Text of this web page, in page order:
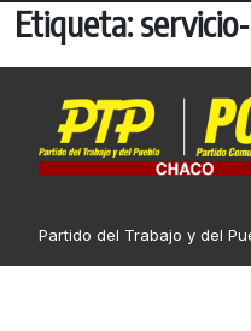
Etiqueta:
Partido del Trabajo y del